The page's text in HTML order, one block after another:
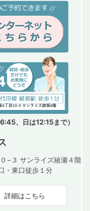
、日は12:15まで）
−３ サンライズ綾瀬４階
・東口徒歩１分
詳細はこちら